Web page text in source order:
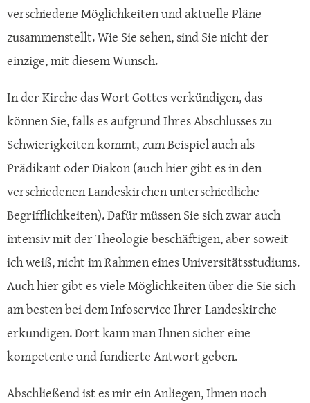
verschiedene Möglichkeiten und aktuelle Pläne
zusammenstellt. Wie Sie sehen, sind Sie nicht der
einzige, mit diesem Wunsch.
In der Kirche das Wort Gottes verkündigen, das
können Sie, falls es aufgrund Ihres Abschlusses zu
Schwierigkeiten kommt, zum Beispiel auch als
Prädikant oder Diakon (auch hier gibt es in den
verschiedenen Landeskirchen unterschiedliche
Begrifflichkeiten). Dafür müssen Sie sich zwar auch
intensiv mit der Theologie beschäftigen, aber soweit
ich weiß, nicht im Rahmen eines Universitätsstudiums.
Auch hier gibt es viele Möglichkeiten über die Sie sich
am besten bei dem Infoservice Ihrer Landeskirche
erkundigen. Dort kann man Ihnen sicher eine
kompetente und fundierte Antwort geben.
Abschließend ist es mir ein Anliegen, Ihnen noch